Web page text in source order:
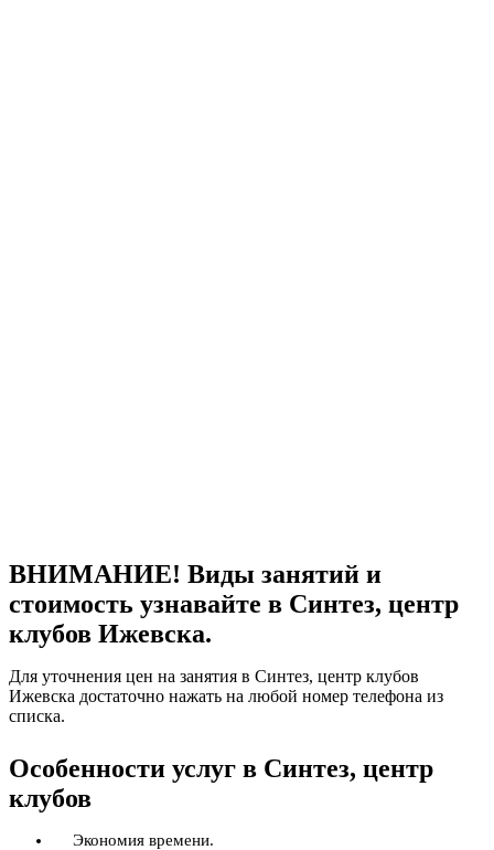
ВНИМАНИЕ! Виды занятий и
стоимость узнавайте в Синтез, центр
клубов Ижевска.
Для уточнения цен на занятия в Синтез, центр клубов
Ижевска достаточно нажать на любой номер телефона из
списка.
Особенности услуг в Синтез, центр
клубов
Экономия времени.